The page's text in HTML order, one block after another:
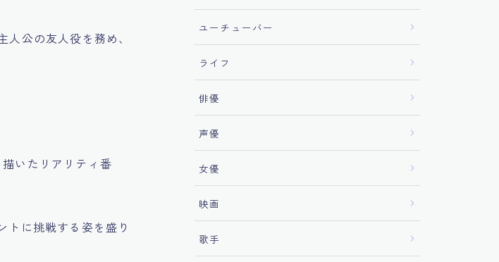
公の友人役を務め、
いたリアリティ番
トに挑戦する姿を盛り
ユーチューバー
ライフ
俳優
声優
女優
映画
歌手